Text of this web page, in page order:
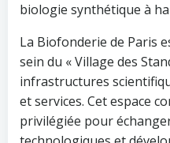
biologie synthétique à
La Biofonderie de Paris
sein du « Village des
infrastructures
et services. Cet espace
privilégiée pour